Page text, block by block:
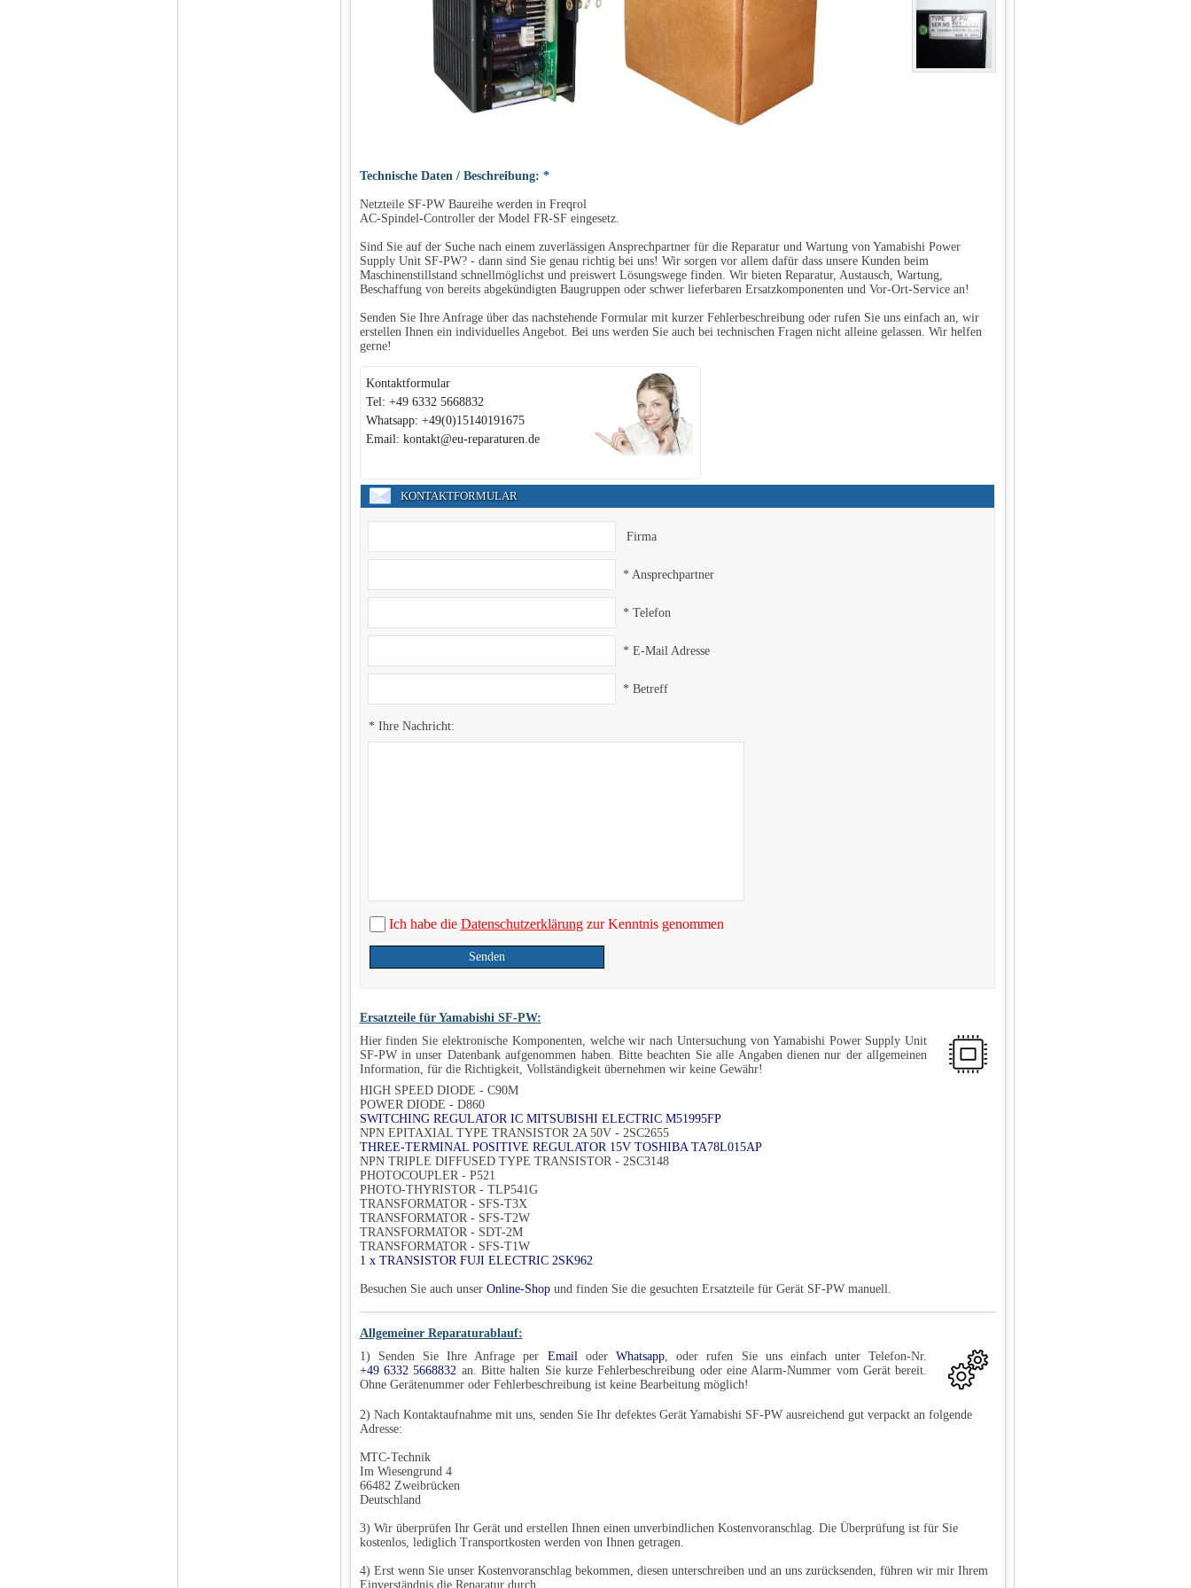
Technische Daten / Beschreibung: *
Netzteile SF-PW Baureihe werden in Freqrol
AC-Spindel-Controller der Model FR-SF eingesetz.
Sind Sie auf der Suche nach einem zuverlässigen Ansprechpartner für die Reparatur und Wartung von Yamabishi Power
Supply Unit SF-PW? - dann sind Sie genau richtig bei uns! Wir sorgen vor allem dafür dass unsere Kunden beim
Maschinenstillstand schnellmöglichst und preiswert Lösungswege finden. Wir bieten Reparatur, Austausch, Wartung,
Beschaffung von bereits abgekündigten Baugruppen oder schwer lieferbaren Ersatzkomponenten und Vor-Ort-Service an!
Senden Sie Ihre Anfrage über das nachstehende Formular mit kurzer Fehlerbeschreibung oder rufen Sie uns einfach an, wir
erstellen Ihnen ein individuelles Angebot. Bei uns werden Sie auch bei technischen Fragen nicht alleine gelassen. Wir helfen
gerne!
Kontaktformular
Tel: +49 6332 5668832
Whatsapp: +49(0)15140191675
Email: kontakt@eu-reparaturen.de
KONTAKTFORMULAR
Firma
* Ansprechpartner
* Telefon
* E-Mail Adresse
* Betreff
* Ihre Nachricht:
Ich habe die Datenschutzerklärungzur Kenntnis genommen
Senden
Ersatzteile für Yamabishi SF-PW:
Hier finden Sie elektronische Komponenten, welche wir nach Untersuchung von Yamabishi Power Supply Unit
SF-PW in unser Datenbank aufgenommen haben. Bitte beachten Sie alle Angaben dienen nur der allgemeinen
Information, für die Richtigkeit, Vollständigkeit übernehmen wir keine Gewähr!
HIGH SPEED DIODE - C90M
POWER DIODE - D860
SWITCHING REGULATOR IC MITSUBISHI ELECTRIC M51995FP
NPN EPITAXIAL TYPE TRANSISTOR 2A 50V - 2SC2655
THREE-TERMINAL POSITIVE REGULATOR 15V TOSHIBA TA78L015AP
NPN TRIPLE DIFFUSED TYPE TRANSISTOR - 2SC3148
PHOTOCOUPLER - P521
PHOTO-THYRISTOR - TLP541G
TRANSFORMATOR - SFS-T3X
TRANSFORMATOR - SFS-T2W
TRANSFORMATOR - SDT-2M
TRANSFORMATOR - SFS-T1W
1 x TRANSISTOR FUJI ELECTRIC 2SK962
Besuchen Sie auch unser Online-Shopund finden Sie die gesuchten Ersatzteile für Gerät SF-PW manuell.
Allgemeiner Reparaturablauf:
1) Senden Sie Ihre Anfrage per Emailoder Whatsapp, oder rufen Sie uns einfach unter Telefon-Nr.
+49 6332 5668832 an. Bitte halten Sie kurze Fehlerbeschreibung oder eine Alarm-Nummer vom Gerät bereit.
Ohne Gerätenummer oder Fehlerbeschreibung ist keine Bearbeitung möglich!
2) Nach Kontaktaufnahme mit uns, senden Sie Ihr defektes Gerät Yamabishi SF-PW ausreichend gut verpackt an folgende
Adresse:
MTC-Technik
Im Wiesengrund 4
66482 Zweibrücken
Deutschland
3) Wir überprüfen Ihr Gerät und erstellen Ihnen einen unverbindlichen Kostenvoranschlag. Die Überprüfung ist für Sie
kostenlos, lediglich Transportkosten werden von Ihnen getragen.
4) Erst wenn Sie unser Kostenvoranschlag bekommen, diesen unterschreiben und an uns zurücksenden, führen wir mir Ihrem
Einverständnis die Reparatur durch.